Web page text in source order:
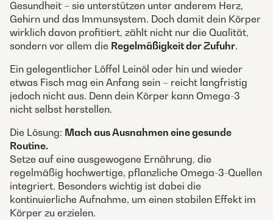
Gesundheit – sie unterstützen unter anderem Herz,
Gehirn und das Immunsystem. Doch damit dein Körper
wirklich davon profitiert, zählt nicht nur die Qualität,
sondern vor allem die Regelmäßigkeit der Zufuhr.
Ein gelegentlicher Löffel Leinöl oder hin und wieder
etwas Fisch mag ein Anfang sein – reicht langfristig
jedoch nicht aus. Denn dein Körper kann Omega-3
nicht selbst herstellen.
Die Lösung: Mach aus Ausnahmen eine gesunde
Routine.
Setze auf eine ausgewogene Ernährung, die
regelmäßig hochwertige, pflanzliche Omega-3-Quellen
integriert. Besonders wichtig ist dabei die
kontinuierliche Aufnahme, um einen stabilen Effekt im
Körper zu erzielen.